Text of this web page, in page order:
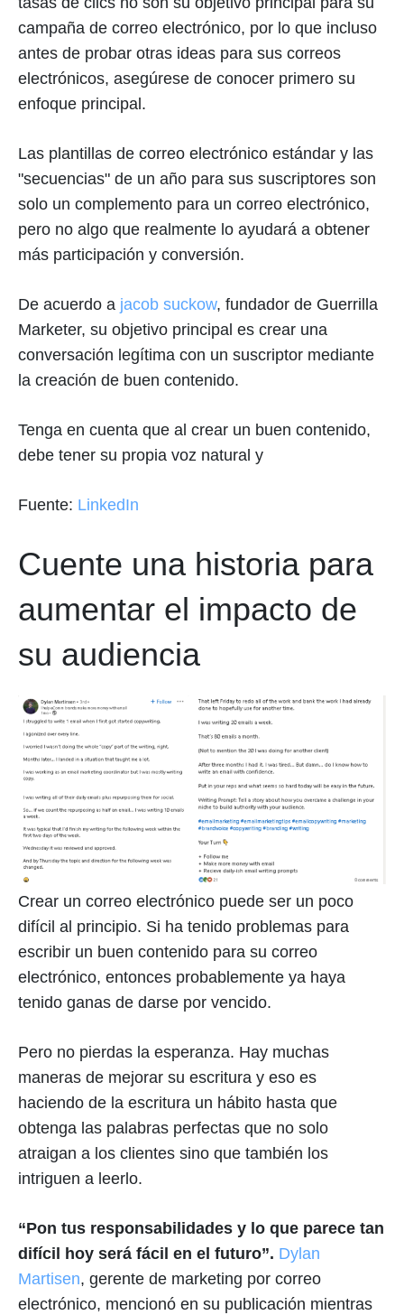
campaña de correo electrónico, por lo que incluso
antes de probar otras ideas para sus correos
electrónicos, asegúrese de conocer primero su
enfoque principal.
Las plantillas de correo electrónico estándar y las
"secuencias" de un año para sus suscriptores son
solo un complemento para un correo electrónico,
pero no algo que realmente lo ayudará a obtener
más participación y conversión.
De acuerdo a jacob suckow, fundador de Guerrilla
Marketer, su objetivo principal es crear una
conversación legítima con un suscriptor mediante
la creación de buen contenido.
Tenga en cuenta que al crear un buen contenido,
debe tener su propia voz natural y
Fuente: LinkedIn
Cuente una historia para
aumentar el impacto de
su audiencia
Crear un correo electrónico puede ser un poco
difícil al principio. Si ha tenido problemas para
escribir un buen contenido para su correo
electrónico, entonces probablemente ya haya
tenido ganas de darse por vencido.
Pero no pierdas la esperanza. Hay muchas
maneras de mejorar su escritura y eso es
haciendo de la escritura un hábito hasta que
obtenga las palabras perfectas que no solo
atraigan a los clientes sino que también los
intriguen a leerlo.
“Pon tus responsabilidades y lo que parece tan
difícil hoy será fácil en el futuro”. Dylan
Martisen, gerente de marketing por correo
electrónico, mencionó en su publicación mientras